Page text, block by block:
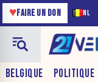
NL
♥FAIRE UN DON
BELGIQUE POLITIQUE